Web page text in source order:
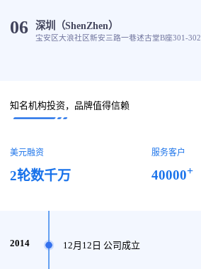
06 深圳（ShenZhen）
宝安区大浪社区新安三路一巷述古堂B座301-302
知名机构投资，品牌值得信赖
美元融资
2轮数千万
服务客户
40000+
2014 12月12日 公司成立